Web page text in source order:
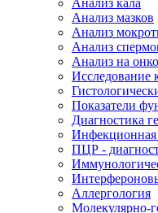
Анализ кала
Анализ мазков
Анализ
Анализ
Анализ на
Исследование
Показатели
Диагностика
Инфекционная
ПЦР -
Аллергология
Молекулярно-